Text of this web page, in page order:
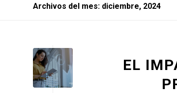
Archivos del mes: diciembre, 2024
EL